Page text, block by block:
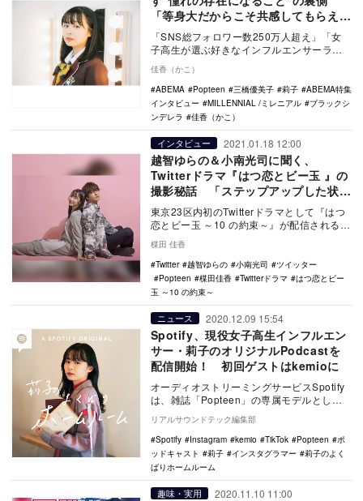
「等身大だからこそ共感してもらえ
る」
「SNS総フォロワー数250万人超え」「女
子高生が選ぶ好きなインフルエンサーラン
キング2年連続1位」とティーンに絶大な人
気を誇る…
佳香（かこ）
ABEMA
Popteen 三橋優美子 莉子
ABEMA特集
インタビュー
MILLENNIAL /ミレニアル
ブラックシ
ンデレラ
佳香（かこ）
インタビュー 2021.01.18 12:00
越智ゆらの＆小南光司に聞く、
Twitterドラマ『はつ恋とビー玉 』の
撮影秘話 「ステップアップした状態
で再共演できて嬉しい」
東京23区内初のTwitterドラマとして『はつ
恋とビー玉 ～10 の約束～』が配信されるこ
とが決まった。 天王洲アイルで育…
楳田 佳香
Twitter
越智ゆらの 小南光司
ツイッター
Popteen
楳田佳香 Twitterドラマ
はつ恋とビー
玉 ～10 の約束～
ニュース 2020.12.09 15:54
Spotify、現役女子高生インフルエン
サー・莉子のオリジナルPodcastを
配信開始！ 初回ゲストはkemioに
オーディオストリーミングサービスSpotify
は、雑誌「Popteen」の専属モデルとして
活躍する現役女子高生の莉子がパーソナ
リ…
リアルサウンドテック編集部
Spotify
Instagram kemio TikTok Popteen
ポ
ッドキャスト
莉子 インスタグラマー
莉子のよく
ばりホームルーム
趣味・実用 2020.11.10 11:00